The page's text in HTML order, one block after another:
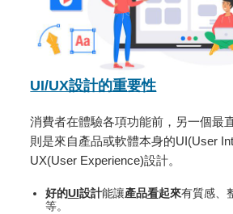
UI/UX設計的重要性
消費者在體驗各項功能前，另一個最
則是來自產品或軟體本身的UI(User
UX(User Experience)設計。
好的UI設計能讓產品看起來有質感、
等。